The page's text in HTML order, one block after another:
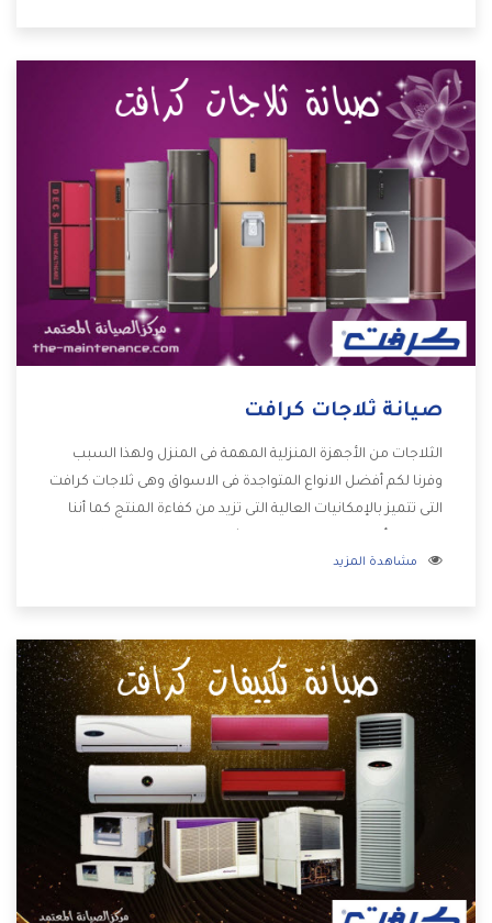
صيانة ثلاجات كرافت
الثلاجات من الأجهزة المنزلية المهمة فى المنزل ولهذا السبب
وفرنا لكم أفضل الانواع المتواجدة فى الاسواق وهى ثلاجات كرافت
التى تتميز بالإمكانيات العالية التى تزيد من كفاءة المنتج كما أننا
المميزات تتوافر بأفضل الاسعار المناسبة لجميع العملاء
مشاهدة المزيد